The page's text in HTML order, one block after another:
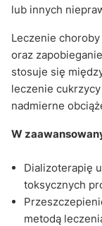
lub innych
Leczenie
oraz
stosuje się
leczenie
nadmierne
W
Dializoterapię
toksycznych
metodą